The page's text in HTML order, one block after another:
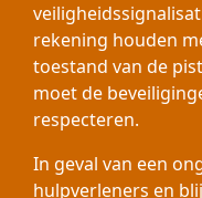
rekening houden
toestand van de
moet de
respecteren.
In geval van een
hulpverleners en